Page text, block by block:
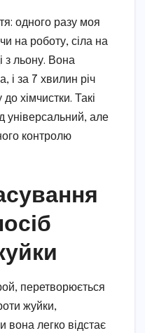
одного разу моя
на роботу, сіла на
з льону. Вона
і за 7 хвилин річ
хімчистки. Такі
універсальний, але
контролю
перетворюється
жуйки,
вона легко відстає